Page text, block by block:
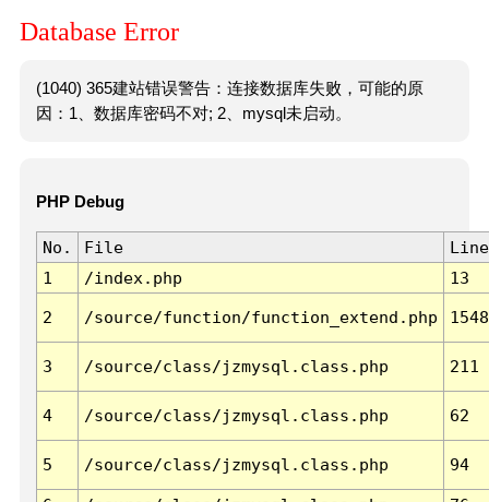
Database Error
(1040) 365建站错误警告：连接数据库失败，可能的原
因：1、数据库密码不对; 2、mysql未启动。
PHP Debug
No. File
Line
1
/index.php 13
2 /source/function/function_extend.php 1548
3 /source/class/jzmysql.class.php 211
4 /source/class/jzmysql.class.php 62
5 /source/class/jzmysql.class.php 94